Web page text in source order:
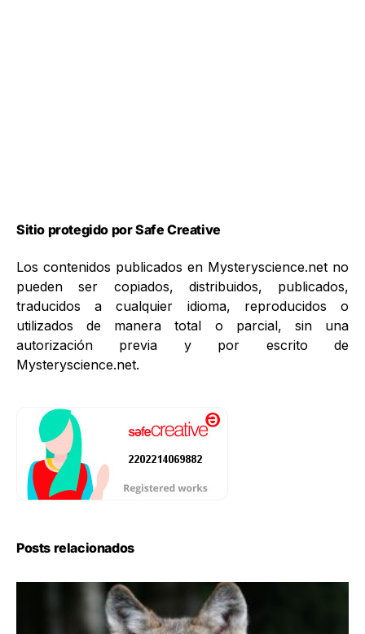
Sitio protegido por Safe Creative
Los contenidos publicados en Mysteryscience.net no
pueden ser copiados, distribuidos, publicados,
traducidos a cualquier idioma, reproducidos o
utilizados de manera total o parcial, sin una
autorización previa y por escrito de
Mysteryscience.net.
Posts relacionados